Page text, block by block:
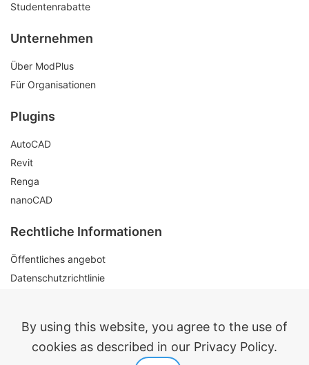
Studentenrabatte
Unternehmen
Über ModPlus
Für Organisationen
Plugins
AutoCAD
Revit
Renga
nanoCAD
Rechtliche Informationen
Öffentliches angebot
Datenschutzrichtlinie
By using this website, you agree to the use of
cookies as described in our Privacy Policy.